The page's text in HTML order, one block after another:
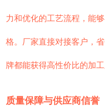
力和优化的工艺流程，能
格。厂家直接对接客户，
牌都能获得高性价比的加工
质量保障与供应商信誉